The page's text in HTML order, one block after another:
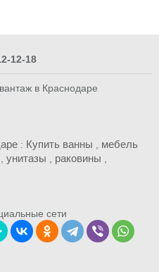
12-18
в Краснодаре
: Купить ванны , мебель
, унитазы , раковины ,
сети